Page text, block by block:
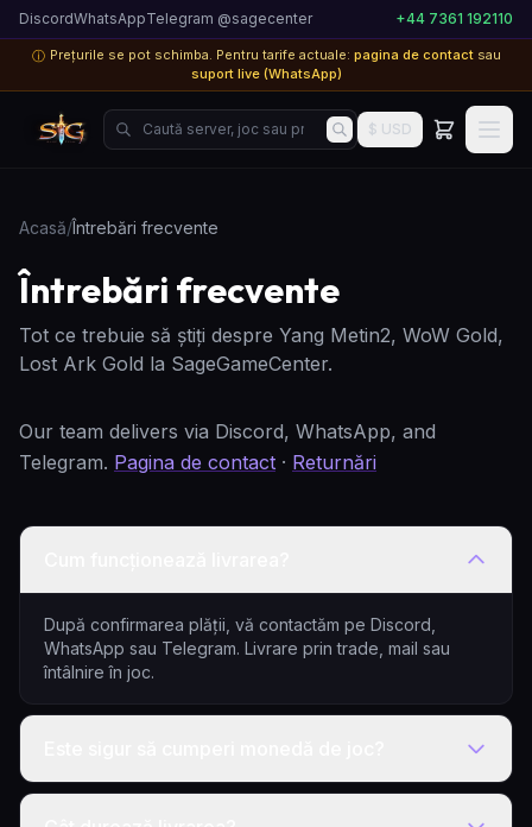
DiscordWhatsAppTelegram @sagecenter +44 7361 192110
ⓘ Prețurile se pot schimba. Pentru tarife actuale: pagina de contact sau
suport live (WhatsApp)
Caută server, joc sau produs...$ USD
Acasă/Întrebări frecvente
Întrebări frecvente
Tot ce trebuie să știți despre Yang Metin2, WoW Gold,
Lost Ark Gold la SageGameCenter.
Our team delivers via Discord, WhatsApp, and
Telegram. Pagina de contact · Returnări
După confirmarea plății, vă contactăm pe Discord,
WhatsApp sau Telegram. Livrare prin trade, mail sau
întâlnire în joc.